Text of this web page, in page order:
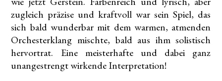
zugleich präzise und kraftvoll war sein Spiel, das
sich bald wunderbar mit dem warmen, atmenden
Orchesterklang mischte, bald aus ihm solistisch
hervortrat. Eine meisterhafte und dabei ganz
unangestrengt wirkende Interpretation!